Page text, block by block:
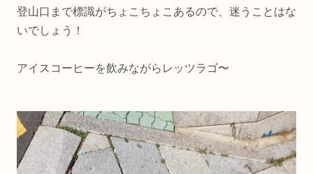
登山口まで標識がちょこちょこあるので、迷うことはな
いでしょう！
アイスコーヒーを飲みながらレッツラゴ〜